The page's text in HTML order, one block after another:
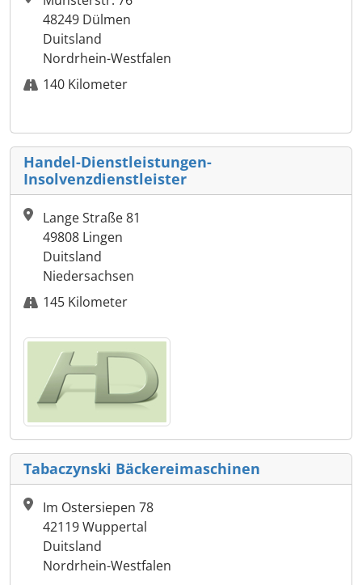
48249 Dülmen
Duitsland
Nordrhein-Westfalen
140 Kilometer
Handel-Dienstleistungen-
Insolvenzdienstleister
Lange Straße 81
49808 Lingen
Duitsland
Niedersachsen
145 Kilometer
Tabaczynski Bäckereimaschinen
Im Ostersiepen 78
42119 Wuppertal
Duitsland
Nordrhein-Westfalen